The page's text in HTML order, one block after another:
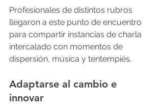
Profesionales de distintos rubros
llegaron a este punto de encuentro
para compartir instancias de charla
intercalado con momentos de
dispersión, música y tentempiés.
Adaptarse al cambio e
innovar